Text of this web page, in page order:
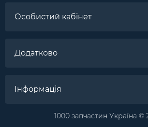
Особистий кабінет
Додатково
Інформація
1000 запчастин Україна ©